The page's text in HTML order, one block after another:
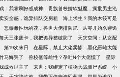
：我靠刷好感成神
贵族兽校娇软魅魔，疯批男主沦
安全感，诡异排队交房租
海上求生？我的木筏可是
恶毒雌性玩的花，兽世大佬排队跪
从零开始杀穿诡
天三张废卡，我把诡异整破防了
天灾空间：从女配
第19次末日 在星际，禁止大佬卖惨
黑化恶雌太能
马悔哭了 兽校低等雌性？孕吐N个大佬慌了
星际
成救世主了 末世：我绑定了植物大战僵尸系统
小